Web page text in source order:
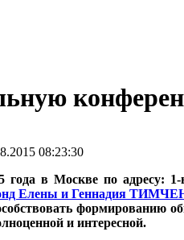
08:23:30
года в Москве по адресу:
Елены и Геннадия
формированию
и интересной.